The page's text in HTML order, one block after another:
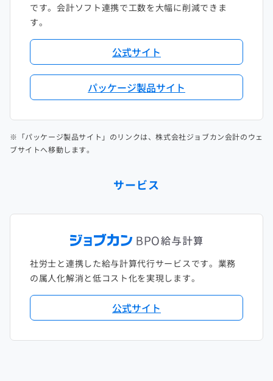
です。会計ソフト連携で工数を大幅に削減できま
す。
公式サイト
パッケージ製品サイト
※「パッケージ製品サイト」のリンクは、株式会社ジョブカン会計のウェ
ブサイトへ移動します。
サービス
社労士と連携した給与計算代行サービスです。業務
の属人化解消と低コスト化を実現します。
公式サイト